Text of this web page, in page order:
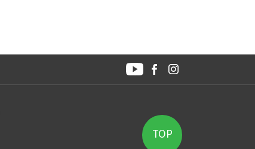
TOP